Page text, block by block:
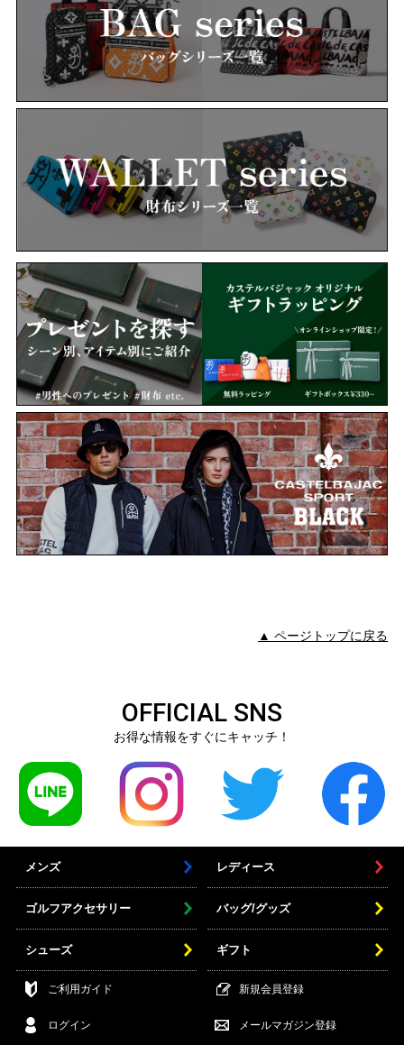
▲ ページトップに戻る
OFFICIAL SNS
お得な情報をすぐにキャッチ！
メンズ レディース
ゴルフアクセサリー バッグ/グッズ
シューズ ギフト
ご利用ガイド 新規会員登録
ログイン メールマガジン登録